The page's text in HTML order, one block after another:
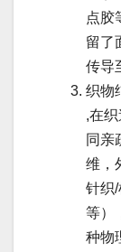
点胶
留了
传导
织物
,在
同亲
维，
针织
等）
种物